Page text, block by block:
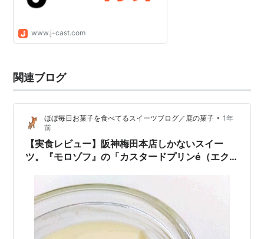
www.j-cast.com
関連ブログ
ほぼ毎日お菓子を食べてるスイーツブログ／鹿の菓子 • 1年
前
【実食レビュー】阪神梅田本店しかないスイー
ツ。『モロゾフ』の「カスタードプリンé（エク